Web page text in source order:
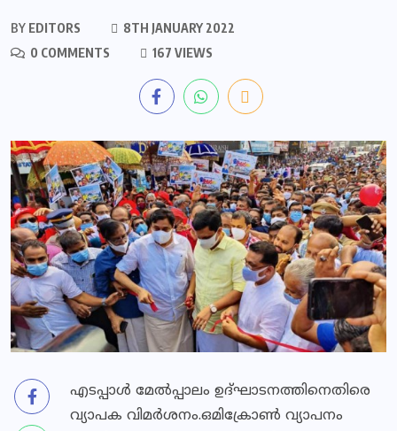
BY EDITORS
8TH JANUARY 2022
0 COMMENTS
167 VIEWS
എടപ്പാള്‍ മേല്‍പ്പാലം ഉദ്ഘാടനത്തിനെതിരെ
വ്യാപക വിമര്‍ശനം.ഒമിക്രോണ്‍ വ്യാപനം